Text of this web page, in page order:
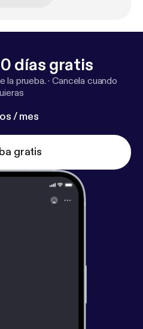
días gratis
la prueba. ·Cancela cuando
/ mes
gratis